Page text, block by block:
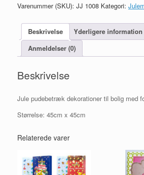
Varenummer (SKU): JJ 1008 Kategori:
Beskrivelse
Yderligere information
Anmeldelser (0)
Beskrivelse
Jule pudebetræk dekorationer til bolig med
Størrelse: 45cm x 45cm
Relaterede varer